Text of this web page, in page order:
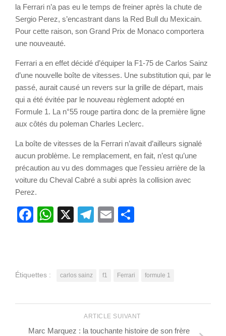
la Ferrari n’a pas eu le temps de freiner après la chute de
Sergio Perez, s’encastrant dans la Red Bull du Mexicain.
Pour cette raison, son Grand Prix de Monaco comportera
une nouveauté.
Ferrari a en effet décidé d’équiper la F1-75 de Carlos Sainz
d’une nouvelle boîte de vitesses. Une substitution qui, par le
passé, aurait causé un revers sur la grille de départ, mais
qui a été évitée par le nouveau règlement adopté en
Formule 1. La n°55 rouge partira donc de la première ligne
aux côtés du poleman Charles Leclerc.
La boîte de vitesses de la Ferrari n’avait d’ailleurs signalé
aucun problème. Le remplacement, en fait, n’est qu’une
précaution au vu des dommages que l’essieu arrière de la
voiture du Cheval Cabré a subi après la collision avec
Perez.
Facebook
WhatsApp
X Telegram
Email
Étiquettes : carlos sainz f1 Ferrari formule 1
ARTICLE SUIVANT
Marc Marquez : la touchante histoire de son frère